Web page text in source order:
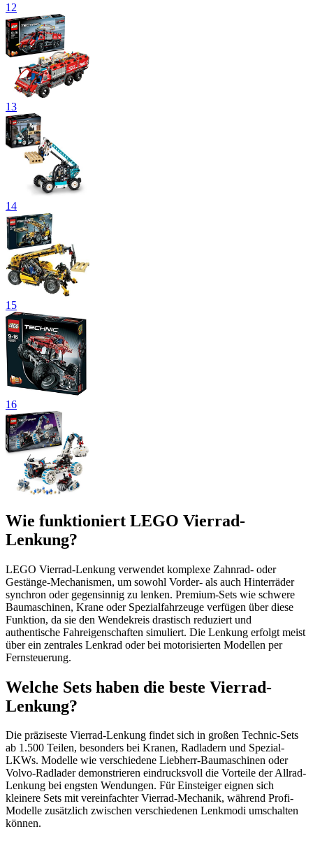
12
13
14
15
16
Wie funktioniert LEGO Vierrad-
Lenkung?
LEGO Vierrad-Lenkung verwendet komplexe Zahnrad- oder
Gestänge-Mechanismen, um sowohl Vorder- als auch Hinterräder
synchron oder gegensinnig zu lenken. Premium-Sets wie schwere
Baumaschinen, Krane oder Spezialfahrzeuge verfügen über diese
Funktion, da sie den Wendekreis drastisch reduziert und
authentische Fahreigenschaften simuliert. Die Lenkung erfolgt meist
über ein zentrales Lenkrad oder bei motorisierten Modellen per
Fernsteuerung.
Welche Sets haben die beste Vierrad-
Lenkung?
Die präziseste Vierrad-Lenkung findet sich in großen Technic-Sets
ab 1.500 Teilen, besonders bei Kranen, Radladern und Spezial-
LKWs. Modelle wie verschiedene Liebherr-Baumaschinen oder
Volvo-Radlader demonstrieren eindrucksvoll die Vorteile der Allrad-
Lenkung bei engsten Wendungen. Für Einsteiger eignen sich
kleinere Sets mit vereinfachter Vierrad-Mechanik, während Profi-
Modelle zusätzlich zwischen verschiedenen Lenkmodi umschalten
können.